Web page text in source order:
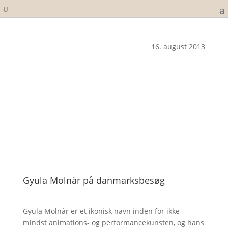
16. august 2013
Gyula Molnàr på danmarksbesøg
Gyula Molnàr er et ikonisk navn inden for ikke
mindst animations- og performancekunsten, og hans